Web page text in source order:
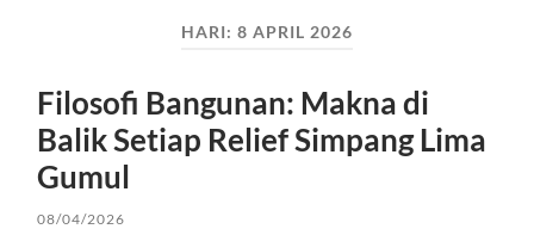
HARI: 8 APRIL 2026
Filosofi Bangunan: Makna di
Balik Setiap Relief Simpang Lima
Gumul
08/04/2026